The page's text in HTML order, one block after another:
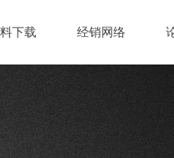
下载 经销网络